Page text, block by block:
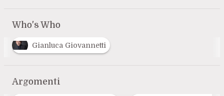
Who's Who
Gianluca Giovannetti
Argomenti